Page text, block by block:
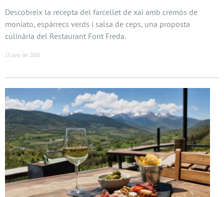
Descobreix la recepta del farcellet de xai amb cremós de
moniato, espàrrecs verds i salsa de ceps, una proposta
culinària del Restaurant Font Freda.
15 juny del 2026